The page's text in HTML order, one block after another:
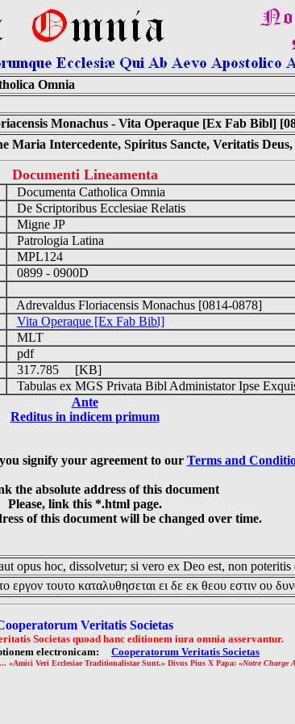
Omnia
Monachus - Vita Operaque [Ex Fab Bibl]
Maria Intercedente, Spiritus Sancte, Veritatis
Documenti Lineamenta
Documenta Catholica Omnia
De Scriptoribus Ecclesiae Relatis
Migne JP
Patrologia Latina
MPL124
0899 - 0900D
Adrevaldus Floriacensis Monachus [0814-0878]
Vita Operaque [Ex Fab Bibl]
MLT
pdf
317.785 [KB]
Tabulas ex MGS Privata Bibl Administator Ipse
Ante
Reditus in indicem primum
signify your agreement to our Terms and
the absolute address of this document
Please, link this *.html page.
of this document will be changed over time.
opus hoc, dissolvetur; si vero ex Deo est, non poteritis
τουτο καταλυθησεται ει δε εκ θεου εστιν ου
Veritatis Societas
Societas quoad hanc editionem iura omnia asservantur.
electronicam: Cooperatorum Veritatis Societas
«Amici Veri Ecclesiae Traditionalistae Sunt.» Divus Pius X Papa: «Notre Charge